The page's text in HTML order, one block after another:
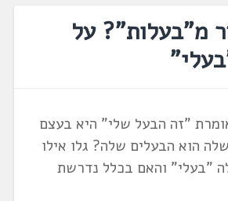
מ"בעלות"? על
"זה הבעל שלי" היא בעצם
הוא הבעלים שלה? גלו אילו
"בעלי" והאם בכלל נדרשת